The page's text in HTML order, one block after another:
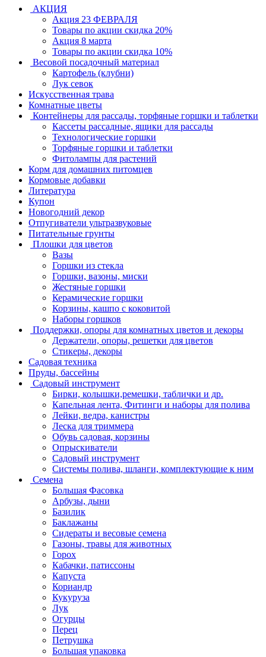
АКЦИЯ
Акция 23 ФЕВРАЛЯ
Товары по акции скидка 20%
Акция 8 марта
Товары по акции скидка 10%
Весовой посадочный материал
Картофель (клубни)
Лук севок
Искусственная трава
Комнатные цветы
Контейнеры для рассады, торфяные горшки и таблетки
Кассеты рассадные, ящики для рассады
Технологические горшки
Торфяные горшки и таблетки
Фитолампы для растений
Корм для домашних питомцев
Кормовые добавки
Литература
Купон
Новогодний декор
Отпугиватели ультразвуковые
Питательные грунты
Плошки для цветов
Вазы
Горшки из стекла
Горшки, вазоны, миски
Жестяные горшки
Керамические горшки
Корзины, кашпо с коковитой
Наборы горшков
Поддержки, опоры для комнатных цветов и декоры
Держатели, опоры, решетки для цветов
Стикеры, декоры
Садовая техника
Пруды, бассейны
Садовый инструмент
Бирки, колышки,ремешки, таблички и др.
Капельная лента, Фитинги и наборы для полива
Лейки, ведра, канистры
Леска для триммера
Обувь садовая, корзины
Опрыскиватели
Садовый инструмент
Системы полива, шланги, комплектующие к ним
Семена
Большая Фасовка
Арбузы, дыни
Базилик
Баклажаны
Сидераты и весовые семена
Газоны, травы для животных
Горох
Кабачки, патиссоны
Капуста
Кориандр
Кукуруза
Лук
Огурцы
Перец
Петрушка
Большая упаковка